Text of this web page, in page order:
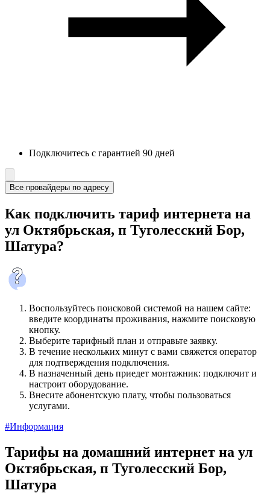
Подключитесь с гарантией 90 дней
Все провайдеры по адресу
Как подключить тариф интернета на
ул Октябрьская, п Туголесский Бор,
Шатура?
Воспользуйтесь поисковой системой на нашем сайте:
введите координаты проживания, нажмите поисковую
кнопку.
Выберите тарифный план и отправьте заявку.
В течение нескольких минут с вами свяжется оператор
для подтверждения подключения.
В назначенный день приедет монтажник: подключит и
настроит оборудование.
Внесите абонентскую плату, чтобы пользоваться
услугами.
#Информация
Тарифы на домашний интернет на ул
Октябрьская, п Туголесский Бор,
Шатура